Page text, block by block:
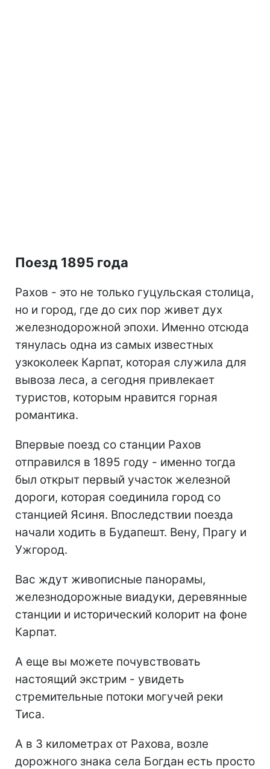
Поезд 1895 года
Рахов - это не только гуцульская столица,
но и город, где до сих пор живет дух
железнодорожной эпохи. Именно отсюда
тянулась одна из самых известных
узкоколеек Карпат, которая служила для
вывоза леса, а сегодня привлекает
туристов, которым нравится горная
романтика.
Впервые поезд со станции Рахов
отправился в 1895 году - именно тогда
был открыт первый участок железной
дороги, которая соединила город со
станцией Ясиня. Впоследствии поезда
начали ходить в Будапешт. Вену, Прагу и
Ужгород.
Вас ждут живописные панорамы,
железнодорожные виадуки, деревянные
станции и исторический колорит на фоне
Карпат.
А еще вы можете почувствовать
настоящий экстрим - увидеть
стремительные потоки могучей реки
Тиса.
А в 3 километрах от Рахова, возле
дорожного знака села Богдан есть просто